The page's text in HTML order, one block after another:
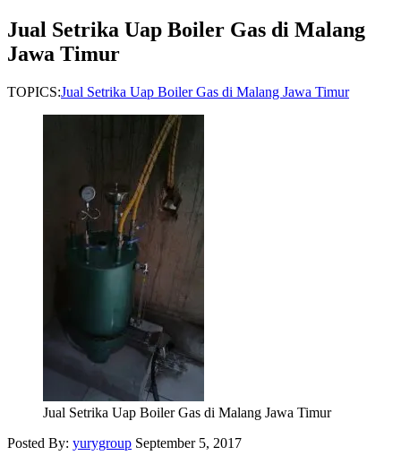
Jual Setrika Uap Boiler Gas di Malang
Jawa Timur
TOPICS:Jual Setrika Uap Boiler Gas di Malang Jawa Timur
Jual Setrika Uap Boiler Gas di Malang Jawa Timur
Posted By: yurygroup September 5, 2017